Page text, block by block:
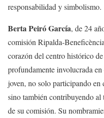
responsabilidad y simbolismo.
Berta Peiró García, de 24
comisión Ripalda-
corazón del centro histórico
profundamente involucrada
joven, no solo participando en
sino también contribuyendo
de su comisión. Su